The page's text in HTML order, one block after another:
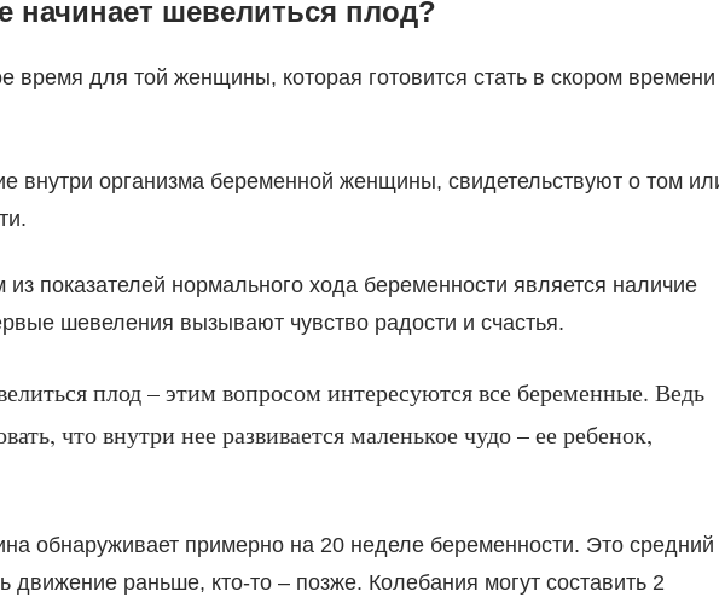
начинает шевелиться плод?
время для той женщины, которая готовится стать в скором времени
внутри организма беременной женщины, свидетельствуют о том
показателей нормального хода беременности является наличие
шевеления вызывают чувство радости и счастья.
плод – этим вопросом интересуются все беременные. Ведь
что внутри нее развивается маленькое чудо – ее ребенок,
обнаруживает примерно на 20 неделе беременности. Это средний
движение раньше, кто-то – позже. Колебания могут составить 2